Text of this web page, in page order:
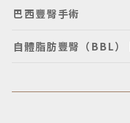
巴西豐臀手術